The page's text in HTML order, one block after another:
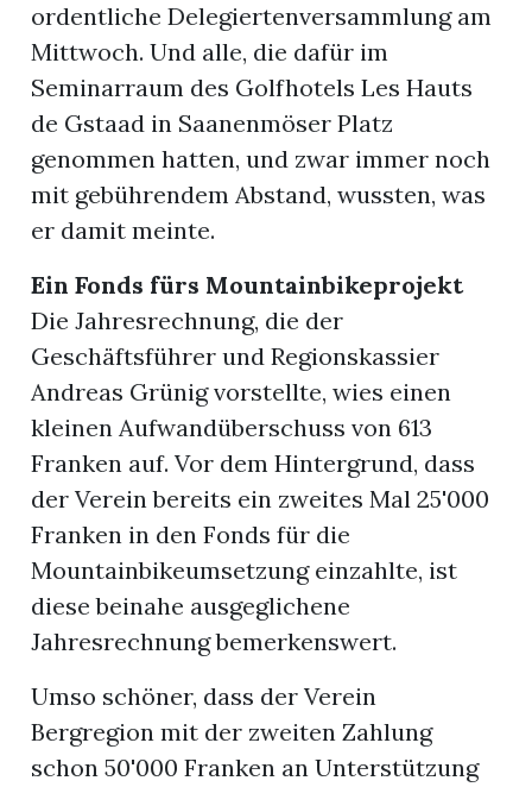
ordentliche Delegiertenversammlung am
Mittwoch. Und alle, die dafür im
Seminarraum des Golfhotels Les Hauts
de Gstaad in Saanenmöser Platz
genommen hatten, und zwar immer noch
mit gebührendem Abstand, wussten, was
er damit meinte.
Ein Fonds fürs Mountainbikeprojekt
Die Jahresrechnung, die der
Geschäftsführer und Regionskassier
Andreas Grünig vorstellte, wies einen
kleinen Aufwandüberschuss von 613
Franken auf. Vor dem Hintergrund, dass
der Verein bereits ein zweites Mal 25'000
Franken in den Fonds für die
Mountainbikeumsetzung einzahlte, ist
diese beinahe ausgeglichene
Jahresrechnung bemerkenswert.
Umso schöner, dass der Verein
Bergregion mit der zweiten Zahlung
schon 50'000 Franken an Unterstützung